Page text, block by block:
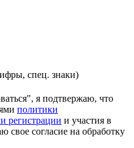
спец. знаки)
я подтвержаю, что
политики
регистрации и участия в
свое согласие на обработку